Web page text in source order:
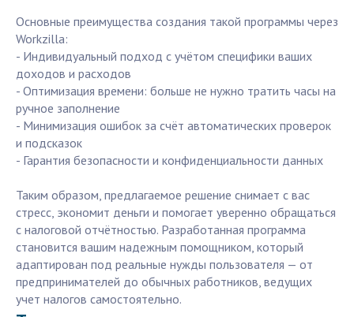
Основные преимущества создания такой программы через
Workzilla:
- Индивидуальный подход с учётом специфики ваших
доходов и расходов
- Оптимизация времени: больше не нужно тратить часы на
ручное заполнение
- Минимизация ошибок за счёт автоматических проверок
и подсказок
- Гарантия безопасности и конфиденциальности данных
Таким образом, предлагаемое решение снимает с вас
стресс, экономит деньги и помогает уверенно обращаться
с налоговой отчётностью. Разработанная программа
становится вашим надежным помощником, который
адаптирован под реальные нужды пользователя — от
предпринимателей до обычных работников, ведущих
учет налогов самостоятельно.